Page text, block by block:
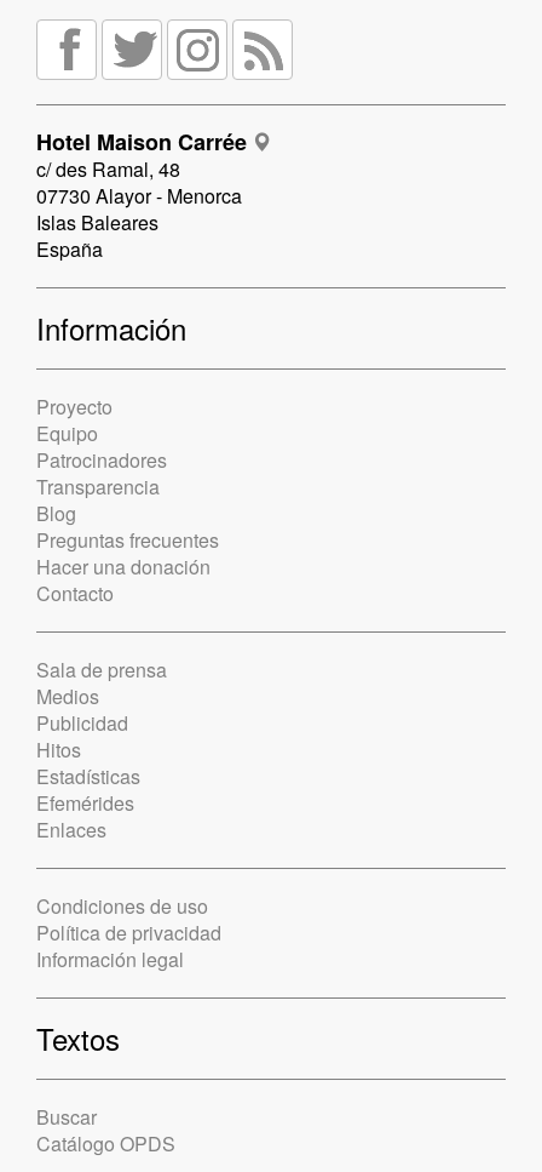
Hotel Maison Carrée
c/ des Ramal, 48
07730 Alayor - Menorca
Islas Baleares
España
Información
Proyecto
Equipo
Patrocinadores
Transparencia
Blog
Preguntas frecuentes
Hacer una donación
Contacto
Sala de prensa
Medios
Publicidad
Hitos
Estadísticas
Efemérides
Enlaces
Condiciones de uso
Política de privacidad
Información legal
Textos
Buscar
Catálogo OPDS